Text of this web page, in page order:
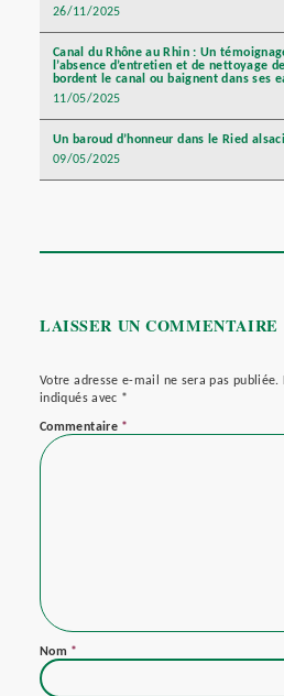
26/11/2025
Canal du Rhône au Rhin : Un
l’absence d’entretien et de nettoyage
bordent le canal ou baignent dans ses
11/05/2025
Un baroud d’honneur dans le Ried
09/05/2025
LAISSER UN COMMENTAIRE
Votre adresse e-mail ne sera pas publiée.
indiqués avec *
Commentaire *
Nom *